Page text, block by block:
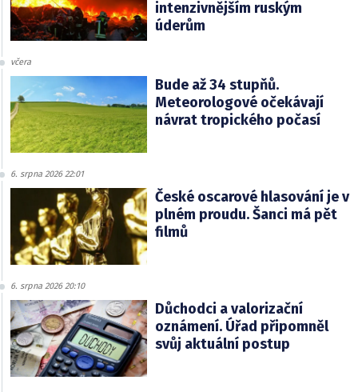
intenzivnějším ruským
úderům
včera
Bude až 34 stupňů.
Meteorologové očekávají
návrat tropického počasí
6. srpna 2026 22:01
České oscarové hlasování je v
plném proudu. Šanci má pět
filmů
6. srpna 2026 20:10
Důchodci a valorizační
oznámení. Úřad připomněl
svůj aktuální postup